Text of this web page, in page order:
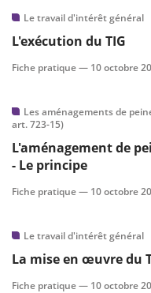
vue de l’expert
Le travail d'intérêt général
L'exécution du TIG
Fiche pratique — 10 octobre
Les aménagements de
art. 723-15)
L'aménagement de
- Le principe
Fiche pratique — 10 octobre
Le travail d'intérêt général
La mise en œuvre du
Fiche pratique — 10 octobre